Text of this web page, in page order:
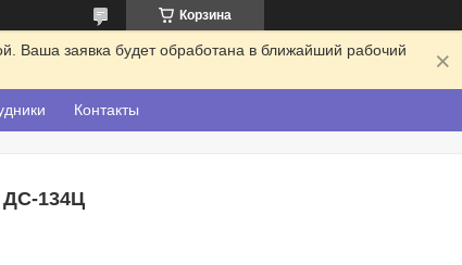
Корзина
Ваша заявка будет обработана в ближайший рабочий
Контакты
ДС-134Ц